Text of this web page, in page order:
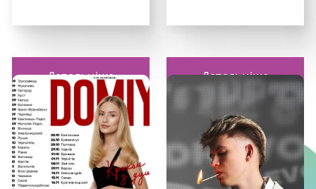
Детальніше Детальніше